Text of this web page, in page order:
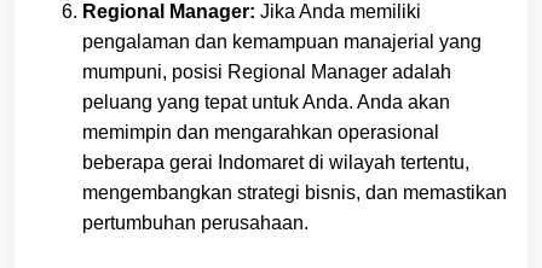
Regional Manager: Jika Anda memiliki
pengalaman dan kemampuan manajerial yang
mumpuni, posisi Regional Manager adalah
peluang yang tepat untuk Anda. Anda akan
memimpin dan mengarahkan operasional
beberapa gerai Indomaret di wilayah tertentu,
mengembangkan strategi bisnis, dan memastikan
pertumbuhan perusahaan.